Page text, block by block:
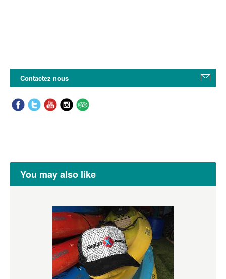
Contactez nous
You may also like